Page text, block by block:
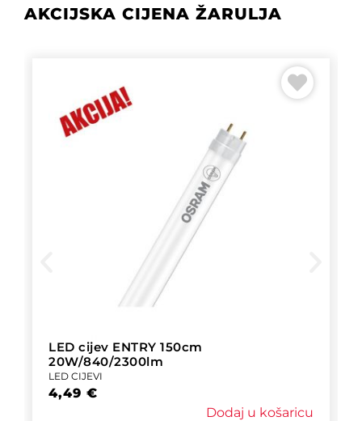
AKCIJSKA CIJENA ŽARULJA
LED cijev ENTRY 150cm
20W/840/2300lm
LED CIJEVI
4,49 €
Dodaj u košaricu